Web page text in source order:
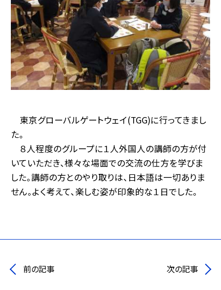
東京グローバルゲートウェイ(TGG)に行ってきまし
た。
８人程度のグループに１人外国人の講師の方が付
いていただき、様々な場面での交流の仕方を学びま
した。講師の方とのやり取りは、日本語は一切ありま
せん。よく考えて、楽しむ姿が印象的な１日でした。
前の記事 次の記事